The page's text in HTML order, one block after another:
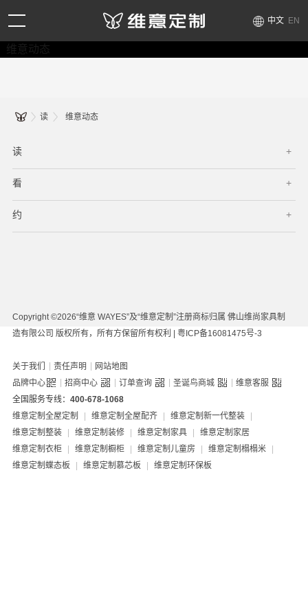
中文 EN
维意动态
读 维意动态
读
看
约
Copyright ©2026“维意 WAYES”及“维意定制”注册商标归属 佛山维尚家具制
造有限公司 版权所有，所有方保留所有权利 | 粤ICP备16081475号-3
关于我们 | 责任声明 | 网站地图
品牌中心
| 招商中心 | 订单查询 | 圣诞鸟商城 | 维意客服
全国服务专线： 400-678-1068
维意定制全屋定制
| 维意定制全屋配齐 | 维意定制新一代整装
|
维意定制整装
| 维意定制装修 | 维意定制家具 |
维意定制家居
维意定制衣柜
| 维意定制橱柜 | 维意定制儿童房 | 维意定制榻榻米
|
维意定制蝶态板
| 维意定制慕芯板 | 维意定制环保板